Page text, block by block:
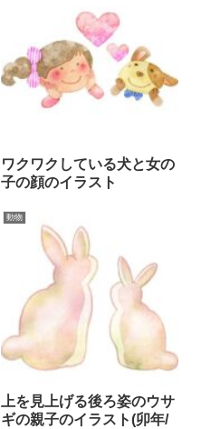
ワクワクしている犬と女の
子の顔のイラスト
動物
上を見上げる後ろ姿のウサ
ギの親子のイラスト(卯年/